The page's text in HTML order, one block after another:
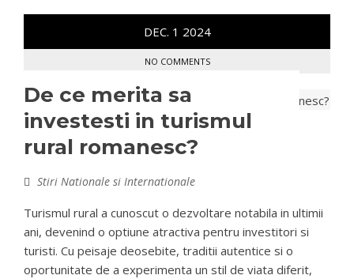
DEC. 1 2024
NO COMMENTS
De ce merita sa
investesti in turismul
rural romanesc?
Stiri Nationale si Internationale
Turismul rural a cunoscut o dezvoltare notabila in ultimii
ani, devenind o optiune atractiva pentru investitori si
turisti. Cu peisaje deosebite, traditii autentice si o
oportunitate de a experimenta un stil de viata diferit,